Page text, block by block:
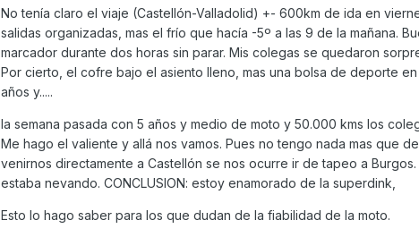
No tenía claro el viaje (Castellón-Valladolid) +- 600km de ida en
salidas organizadas, mas el frío que hacía -5º a las 9 de la mañana.
marcador durante dos horas sin parar. Mis colegas se quedaron
Por cierto, el cofre bajo el asiento lleno, mas una bolsa de deporte
años y.....
la semana pasada con 5 años y medio de moto y 50.000 kms los
Me hago el valiente y allá nos vamos. Pues no tengo nada mas que
venirnos directamente a Castellón se nos ocurre ir de tapeo a
estaba nevando. CONCLUSION: estoy enamorado de la superdink,
Esto lo hago saber para los que dudan de la fiabilidad de la moto.